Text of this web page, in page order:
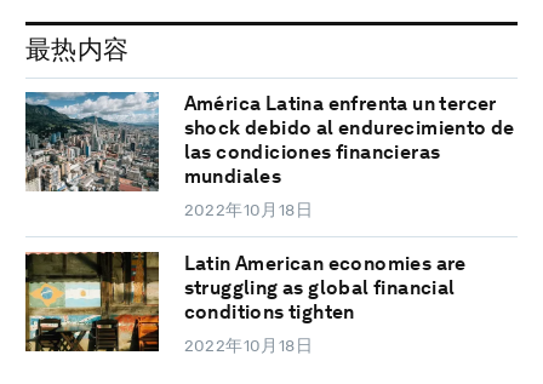
最热内容
América Latina enfrenta un tercer
shock debido al endurecimiento de
las condiciones financieras
mundiales
2022年10月18日
Latin American economies are
struggling as global financial
conditions tighten
2022年10月18日